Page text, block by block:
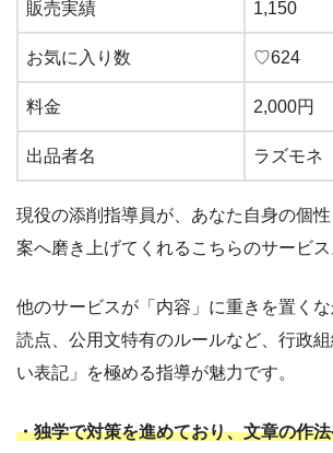
販売実績 1,150
お気に入り数 ♡624
料金 2,000円
出品者名 ラズモネ
現役の添削指導員が、あなた自身の個
案へ磨き上げてくれるこちらのサービス
他のサービスが「内容」に重きを置く
読点、公用文特有のルールなど、行政
い表記」を極める指導が魅力です。
・独学で対策を進めており、文章の作